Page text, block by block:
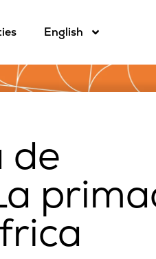
English
de